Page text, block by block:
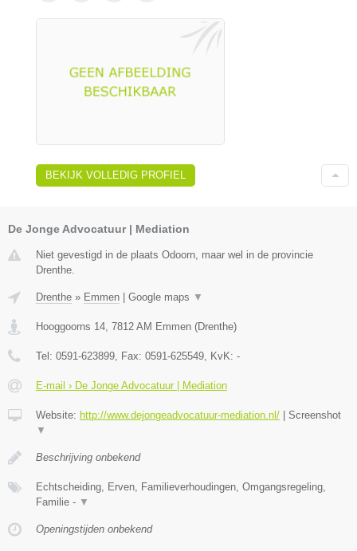
BEKIJK VOLLEDIG PROFIEL
De Jonge Advocatuur | Mediation
Niet gevestigd in de plaats Odoorn, maar wel in de provincie
Drenthe.
Drenthe » Emmen | Google maps ▼
Hooggoorns 14 7812 AM Emmen (Drenthe)
Tel: 0591-623899 , Fax: 0591-625549 , KvK: -
E-mail › De Jonge Advocatuur | Mediation
Website: http://www.dejongeadvocatuur-mediation.nl/ | Screenshot
▼
Beschrijving onbekend
Echtscheiding, Erven, Familieverhoudingen, Omgangsregeling,
Familie - ▼
Openingstijden onbekend